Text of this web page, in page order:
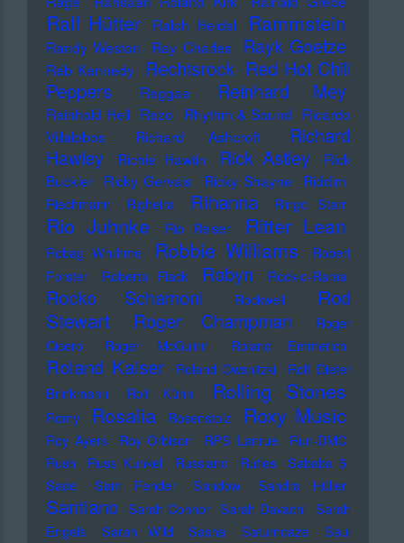
Ralf Hütter Ralph Heidel Rammstein
Randy Weston Ray Charles Rayk Goetze
Reb Kennedy Rechtsrock Red Hot Chili
Peppers
Reggae Reinhard Mey
Reinhold Heil Rezo Rhythm & Sound Ricardo
Villalobos
Richard Ashcroft
Richard
Hawley
Richie Hawtin Rick Astley
Rick
Buckler
Ricky Gervais Ricky Shayne Riddim
Riechmann Righeira Rihanna Ringo Starr
Rio Juhnke Rio Reiser Ritter Lean
Robag Wruhme Robbie Williams
Robert
Forster
Roberta Flack Robyn Rock-o-Rama
Rocko Schamoni Rockwell
Rod
Stewart
Roger Champman
Roger
Cicero
Roger McGuinn Roland Emmerich
Roland Kaiser Roland Owsnitzki
Rolf Dieter
Brinkmann
Rolf Kühn Rolling Stones
Romy Rosalia Rosenstolz Roxy Music
Roy Ayers Roy Orbison RPS Lanrue
Run-DMC
Rush
Russ Kunkel Russland Rutles
Sababa 5
Sade
Sam Fender Sandow Sandra Hüller
Santiano Sarah Connor Sarah Davachi Sarah
Engels
Sarah Wild Sasha Saturndaze
Saul